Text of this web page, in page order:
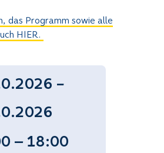
das Programm sowie alle
HIER.
–
— 18:00